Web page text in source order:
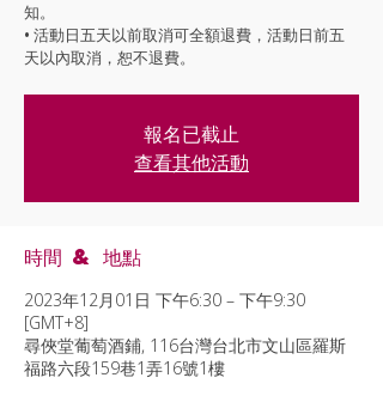
知。
• 活動日五天以前取消可全額退費，活動日前五
天以內取消，恕不退費。
報名已截止
查看其他活動
時間 & 地點
2023年12月01日 下午6:30 – 下午9:30
[GMT+8]
尋俠堂葡萄酒鋪, 116台灣台北市文山區羅斯
福路六段159巷1弄16號1樓